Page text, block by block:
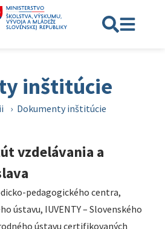
inštitúcie
› Dokumenty inštitúcie
vzdelávania a
pedagogického centra,
ústavu, IUVENTY – Slovenského
ústavu certifikovaných